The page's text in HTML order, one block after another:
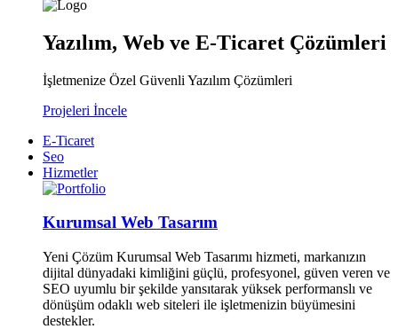
Yazılım, Web ve E-Ticaret Çözümleri
İşletmenize Özel Güvenli Yazılım Çözümleri
Projeleri İncele
E-Ticaret
Seo
Hizmetler
Kurumsal Web Tasarım
Yeni Çözüm Kurumsal Web Tasarımı hizmeti, markanızın
dijital dünyadaki kimliğini güçlü, profesyonel, güven veren ve
SEO uyumlu bir şekilde yansıtarak yüksek performanslı ve
dönüşüm odaklı web siteleri ile işletmenizin büyümesini
destekler.